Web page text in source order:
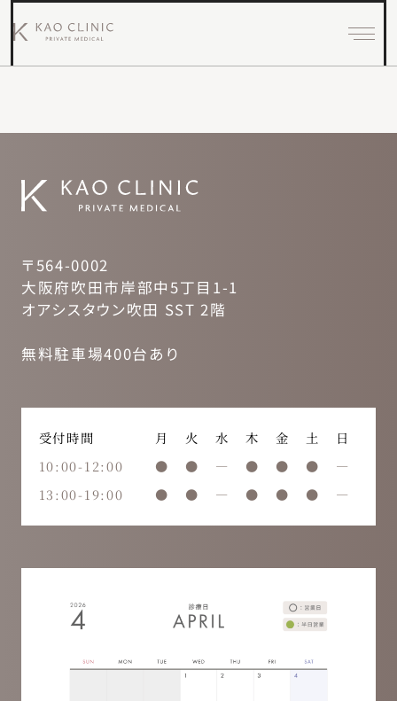
〒564-0002
大阪府吹田市岸部中5丁目1-1
オアシスタウン吹田 SST 2階
無料駐車場400台あり
受付時間 月 火 水 木 金 土
日
10:00-12:00
● ● ― ● ● ●
―
13:00-19:00
● ● ― ● ● ● ―